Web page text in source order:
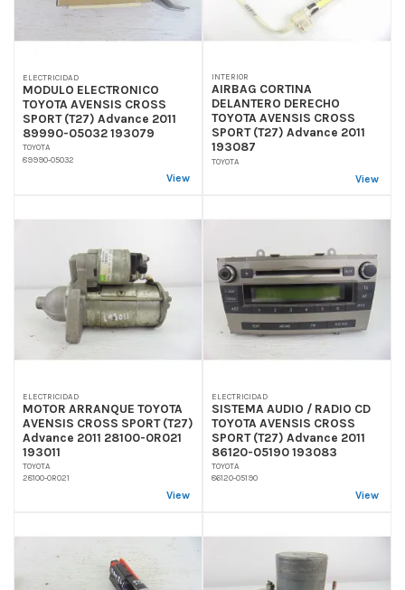
ELECTRICIDAD
MODULO ELECTRONICO
TOYOTA AVENSIS CROSS
SPORT (T27) Advance 2011
89990-05032 193079
TOYOTA
89990-05032
View
INTERIOR
AIRBAG CORTINA
DELANTERO DERECHO
TOYOTA AVENSIS CROSS
SPORT (T27) Advance 2011
193087
TOYOTA
View
ELECTRICIDAD
MOTOR ARRANQUE TOYOTA
AVENSIS CROSS SPORT (T27)
Advance 2011 28100-0R021
193011
TOYOTA
28100-0R021
View
ELECTRICIDAD
SISTEMA AUDIO / RADIO CD
TOYOTA AVENSIS CROSS
SPORT (T27) Advance 2011
86120-05190 193083
TOYOTA
86120-05190
View